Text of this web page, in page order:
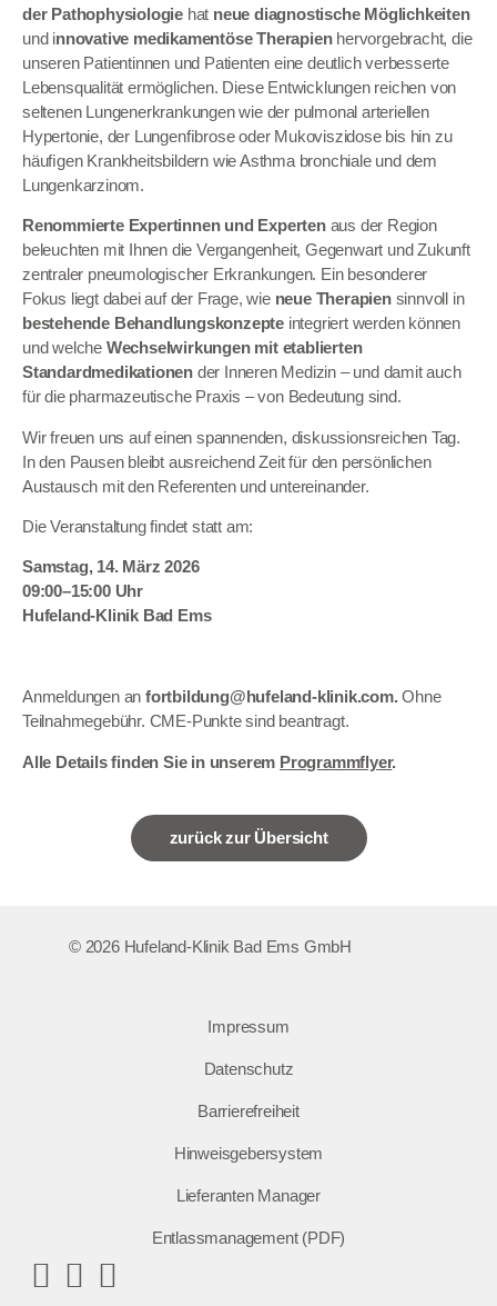
der Pathophysiologie hat neue diagnostische Möglichkeiten
und innovative medikamentöse Therapienhervorgebracht, die
unseren Patientinnen und Patienten eine deutlich verbesserte
Lebensqualität ermöglichen. Diese Entwicklungen reichen von
seltenen Lungenerkrankungen wie der pulmonal arteriellen
Hypertonie, der Lungenﬁbrose oder Mukoviszidose bis hin zu
häuﬁgen Krankheitsbildern wie Asthma bronchiale und dem
Lungenkarzinom.
Renommierte Expertinnen und Expertenaus der Region
beleuchten mit Ihnen die Vergangenheit, Gegenwart und Zukunft
zentraler pneumologischer Erkrankungen. Ein besonderer
Fokus liegt dabei auf der Frage, wie neue Therapiensinnvoll in
bestehende Behandlungskonzepte integriert werden können
und welche Wechselwirkungen mit etablierten
Standardmedikationen der Inneren Medizin – und damit auch
für die pharmazeutische Praxis – von Bedeutung sind.
Wir freuen uns auf einen spannenden, diskussionsreichen Tag.
In den Pausen bleibt ausreichend Zeit für den persönlichen
Austausch mit den Referenten und untereinander.
Die Veranstaltung findet statt am:
Samstag, 14. März 2026
09:00–15:00 Uhr
Hufeland-Klinik Bad Ems
Anmeldungen an fortbildung@hufeland-klinik.com.Ohne
Teilnahmegebühr. CME-Punkte sind beantragt.
Alle Details finden Sie in unserem Programmflyer.
zurück zur Übersicht
© 2026 Hufeland-Klinik Bad Ems GmbH
Impressum
Datenschutz
Barrierefreiheit
Hinweisgebersystem
Lieferanten Manager
Entlassmanagement (PDF)